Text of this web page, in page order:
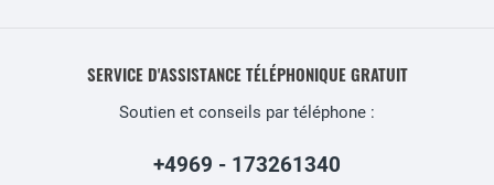
SERVICE D'ASSISTANCE TÉLÉPHONIQUE GRATUIT
Soutien et conseils par téléphone :
+4969 - 173261340